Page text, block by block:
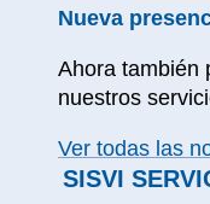
Nueva
Ahora también
nuestros
Ver todas las
SISVI